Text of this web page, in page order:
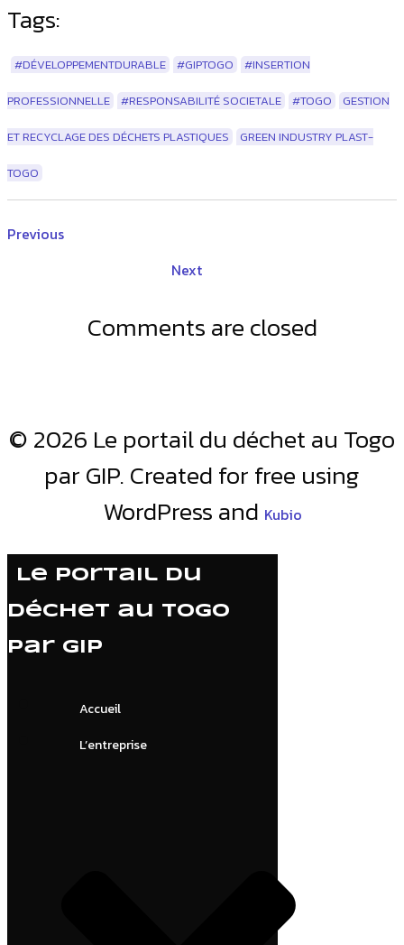
Tags:
#DÉVELOPPEMENTDURABLE #GIPTOGO #INSERTION
PROFESSIONNELLE #RESPONSABILITÉ SOCIETALE #TOGO GESTION
ET RECYCLAGE DES DÉCHETS PLASTIQUES GREEN INDUSTRY PLAST-
TOGO
Previous
Next
Comments are closed
© 2026 Le portail du déchet au Togo
par GIP. Created for free using
WordPress and Kubio
Le portail du
déchet au Togo
par GIP
Accueil
L’entreprise